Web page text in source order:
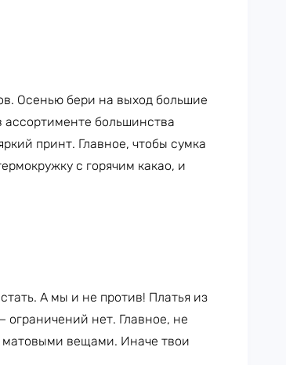
Осенью бери на выход большие
большинства
принт. Главное, чтобы сумка
с горячим какао, и
А мы и не против! Платья из
ограничений нет. Главное, не
вещами. Иначе твои